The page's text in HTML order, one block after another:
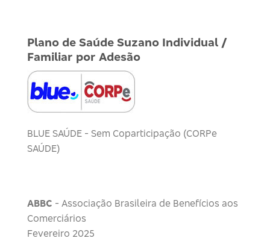
Plano de Saúde Suzano Individual /
Familiar por Adesão
BLUE SAÚDE - Sem Coparticipação (CORPe
SAÚDE)
ABBC - Associação Brasileira de Benefícios aos
Comerciários
Fevereiro 2025